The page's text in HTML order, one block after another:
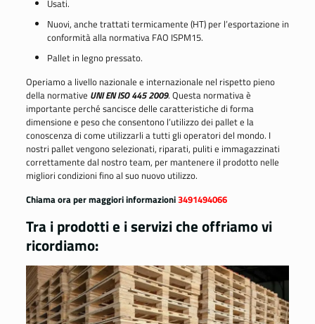
Usati.
Nuovi, anche trattati termicamente (HT) per l’esportazione in
conformità alla normativa FAO ISPM15.
Pallet in legno pressato.
Operiamo a livello nazionale e internazionale nel rispetto pieno
della normative UNI EN ISO 445 2009. Questa normativa è
importante perché sancisce delle caratteristiche di forma
dimensione e peso che consentono l’utilizzo dei pallet e la
conoscenza di come utilizzarli a tutti gli operatori del mondo. I
nostri pallet vengono selezionati, riparati, puliti e immagazzinati
correttamente dal nostro team, per mantenere il prodotto nelle
migliori condizioni fino al suo nuovo utilizzo.
Chiama ora per maggiori informazioni3491494066
Tra i prodotti e i servizi che offriamo vi
ricordiamo: